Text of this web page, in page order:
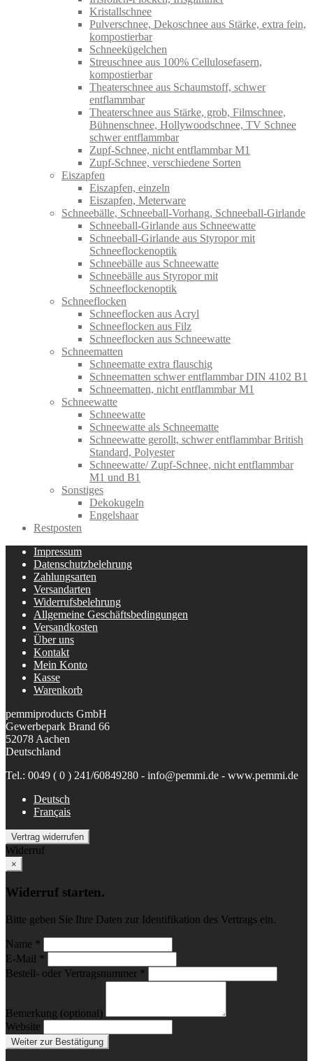
Kristallschnee
Pulverschnee, Dekoschnee aus Stärke, extra fein,
kompostierbar
Schneekügelchen
Streuschnee aus 100% Cellulosefasern,
kompostierbar
Theaterschnee aus Schaumstoff, schwer
entflammbar
Theaterschnee aus Stärke, grob, Filmschnee,
Bühnenschnee, Hollywoodschnee, TV Schnee
schwer entflammbar
Zupf-Schnee, nicht entflammbar M1
Zupf-Schnee, verschiedene Sorten
Eiszapfen
Eiszapfen, einzeln
Eiszapfen, Meterware
Schneebälle, Schneeball-Vorhang, Schneeball-Girlande
Schneeball-Girlande aus Schneewatte
Schneeball-Girlande aus Styropor mit
Schneeflockenoptik
Schneebälle aus Schneewatte
Schneebälle aus Styropor mit
Schneeflockenoptik
Schneeflocken
Schneeflocken aus Acryl
Schneeflocken aus Filz
Schneeflocken aus Schneewatte
Schneematten
Schneematte extra flauschig
Schneematten schwer entflammbar DIN 4102 B1
Schneematten, nicht entflammbar M1
Schneewatte
Schneewatte
Schneewatte als Schneematte
Schneewatte gerollt, schwer entflammbar British
Standard, Polyester
Schneewatte/ Zupf-Schnee, nicht entflammbar
M1 und B1
Sonstiges
Dekokugeln
Engelshaar
Restposten
Impressum
Datenschutzbelehrung
Zahlungsarten
Versandarten
Widerrufsbelehrung
Allgemeine Geschäftsbedingungen
Versandkosten
Über uns
Kontakt
Mein Konto
Kasse
Warenkorb
pemmiproducts GmbH
Gewerbepark Brand 66
52078 Aachen
Deutschland
Tel.: 0049 ( 0 ) 241/60849280 - info@pemmi.de - www.pemmi.de
Deutsch
Français
Vertrag widerrufen
Widerruf
×
Widerruf starten.
Bitte geben Sie Ihre Daten zur Identifikation des Vertrags ein.
Name *
E-Mail *
Bestell- oder Vertragsnummer *
Bemerkung (optional)
Website
Weiter zur Bestätigung